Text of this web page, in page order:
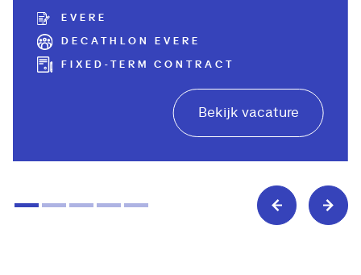
EVERE
DECATHLON EVERE
FIXED-TERM CONTRACT
Bekijk vacature